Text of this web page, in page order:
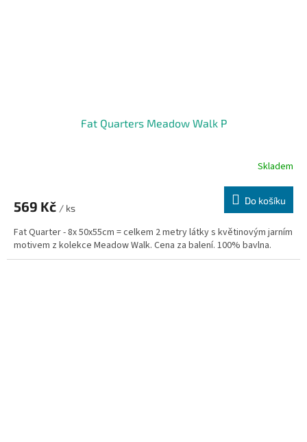
Fat Quarters Meadow Walk P
Skladem
569 Kč / ks
Do košíku
Fat Quarter - 8x 50x55cm = celkem 2 metry látky s květinovým jarním
motivem z kolekce Meadow Walk. Cena za balení. 100% bavlna.